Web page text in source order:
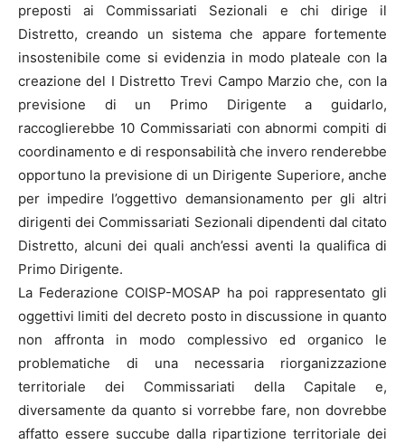
preposti ai Commissariati Sezionali e chi dirige il
Distretto, creando un sistema che appare fortemente
insostenibile come si evidenzia in modo plateale con la
creazione del I Distretto Trevi Campo Marzio che, con la
previsione di un Primo Dirigente a guidarlo,
raccoglierebbe 10 Commissariati con abnormi compiti di
coordinamento e di responsabilità che invero renderebbe
opportuno la previsione di un Dirigente Superiore, anche
per impedire l’oggettivo demansionamento per gli altri
dirigenti dei Commissariati Sezionali dipendenti dal citato
Distretto, alcuni dei quali anch’essi aventi la qualifica di
Primo Dirigente.
La Federazione COISP-MOSAP ha poi rappresentato gli
oggettivi limiti del decreto posto in discussione in quanto
non affronta in modo complessivo ed organico le
problematiche di una necessaria riorganizzazione
territoriale dei Commissariati della Capitale e,
diversamente da quanto si vorrebbe fare, non dovrebbe
affatto essere succube dalla ripartizione territoriale dei